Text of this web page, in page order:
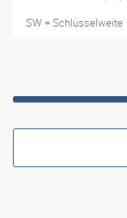
SW = Schlüsselweite